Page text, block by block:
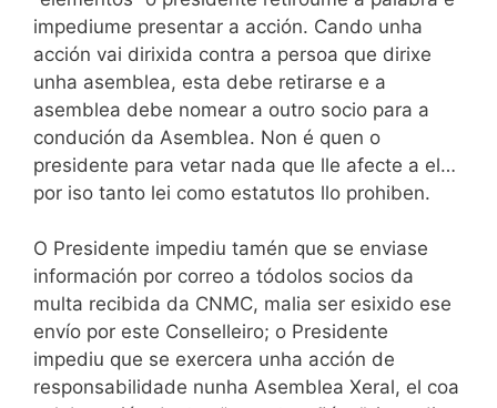
impediume presentar a acción. Cando unha
acción vai dirixida contra a persoa que dirixe
unha asemblea, esta debe retirarse e a
asemblea debe nomear a outro socio para a
condución da Asemblea. Non é quen o
presidente para vetar nada que lle afecte a el…
por iso tanto lei como estatutos llo prohiben.
O Presidente impediu tamén que se enviase
información por correo a tódolos socios da
multa recibida da CNMC, malia ser esixido ese
envío por este Conselleiro; o Presidente
impediu que se exercera unha acción de
responsabilidade nunha Asemblea Xeral, el coa